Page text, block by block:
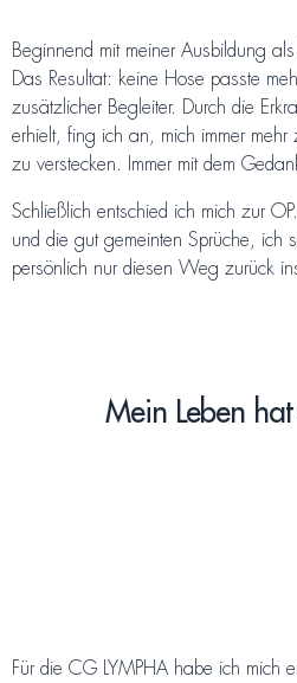
Beginnend mit meiner Ausbildung
Das Resultat: keine Hose passte
zusätzlicher Begleiter. Durch die
erhielt, fing ich an, mich immer
zu verstecken. Immer mit dem
Schließlich entschied ich mich zur
und die gut gemeinten Sprüche, ich
persönlich nur diesen Weg zurück
Mein Leben
Für die CG LYMPHA habe ich mich